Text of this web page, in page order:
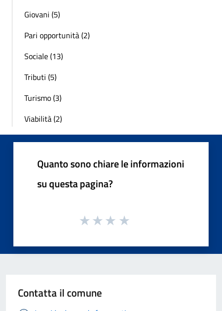
Giovani (5)
Pari opportunità (2)
Sociale (13)
Tributi (5)
Turismo (3)
Viabilità (2)
Quanto sono chiare le informazioni
su questa pagina?
Contatta il comune